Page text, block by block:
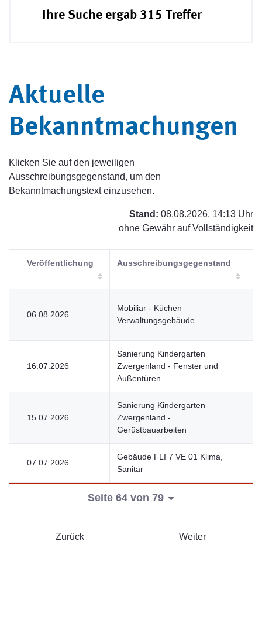
Ihre Suche ergab 315 Treffer
Aktuelle
Bekanntmachungen
Klicken Sie auf den jeweiligen
Ausschreibungsgegenstand, um den
Bekanntmachungstext einzusehen.
Stand: 08.08.2026, 14:13 Uhr
ohne Gewähr auf Vollständigkeit
Veröffentlichung Ausschreibungsgegenstand
06.08.2026
Mobiliar - Küchen
Verwaltungsgebäude
16.07.2026
Sanierung Kindergarten
Zwergenland - Fenster und
Außentüren
15.07.2026
Sanierung Kindergarten
Zwergenland -
Gerüstbauarbeiten
07.07.2026
Gebäude FLI 7 VE 01 Klima,
Sanitär
Seite 64 von 79
Zurück Weiter